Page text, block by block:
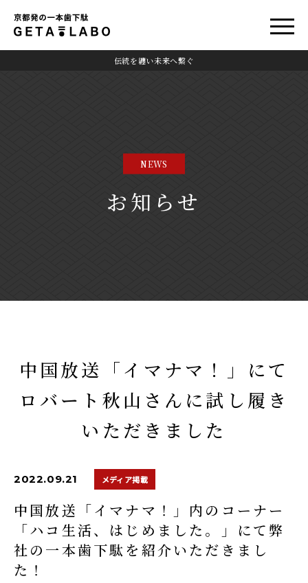
伝統を纏い未来へ繋ぐ
NEWS
お知らせ
中国放送「イマナマ！」にて
ロバート秋山さんに試し履き
いただきました
2022.09.21 メディア掲載
中国放送「イマナマ！」内のコーナー
「ハコ生活、はじめました。」にて弊
社の一本歯下駄を紹介いただきまし
た！